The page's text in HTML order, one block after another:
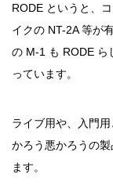
RODE というと、
イクの NT-2A 等が
の M-1 も RODE ら
っています。
ライブ用や、入門
かろう悪かろうの
ます。